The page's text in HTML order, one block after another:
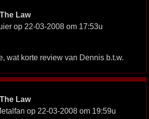
Law
op 22-03-2008 om 17:53u
wat korte review van Dennis b.t.w.
Law
op 22-03-2008 om 19:59u